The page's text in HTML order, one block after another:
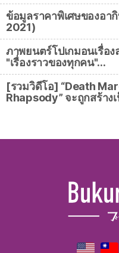
ข้อมูลราคาพิเศษของอา
2021)
ภาพยนตร์โปเกมอนเรื่อ
"เรื่องราวของทุกคน"…
[รวมวิดีโอ] “Death
Rhapsody” จะถูกสร้าง